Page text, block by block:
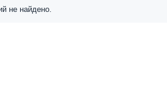
не найдено.